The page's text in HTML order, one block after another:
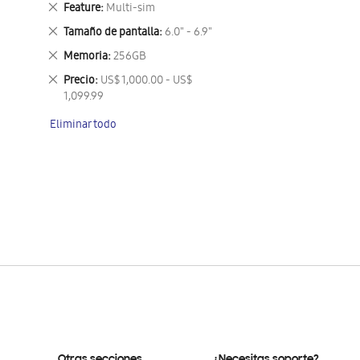
Feature Multi-sim
Eliminar
este
artículo
Tamaño de pantalla 6.0" - 6.9"
Eliminar
este
artículo
Memoria 256GB
Eliminar
este
artículo
Precio US$ 1,000.00 - US$
1,099.99
Eliminar
este
Eliminar todo